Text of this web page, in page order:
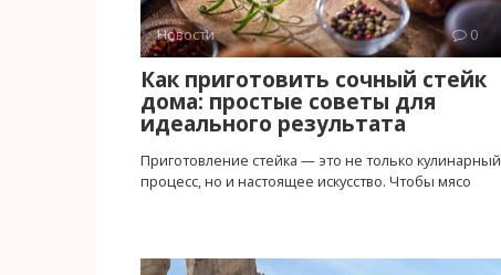
Новости 0
Как приготовить сочный стейк
дома: простые советы для
идеального результата
Приготовление стейка — это не только кулинарный
процесс, но и настоящее искусство. Чтобы мясо